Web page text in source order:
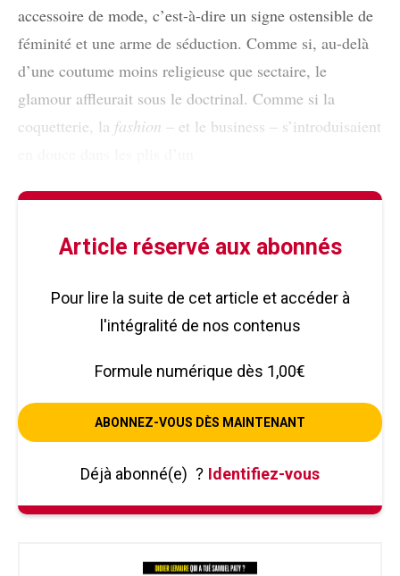
accessoire de mode, c’est-à-dire un signe ostensible de
féminité et une arme de séduction. Comme si, au-delà
d’une coutume moins religieuse que sectaire, le
glamour affleurait sous le doctrinal. Comme si la
coquetterie, la fashion – et le business – s’introduisaient
Article réservé aux abonnés
Pour lire la suite de cet article et accéder à
l'intégralité de nos contenus
Formule numérique dès 1,00€
ABONNEZ-VOUS DÈS MAINTENANT
Déjà abonné(e) ? Identifiez-vous